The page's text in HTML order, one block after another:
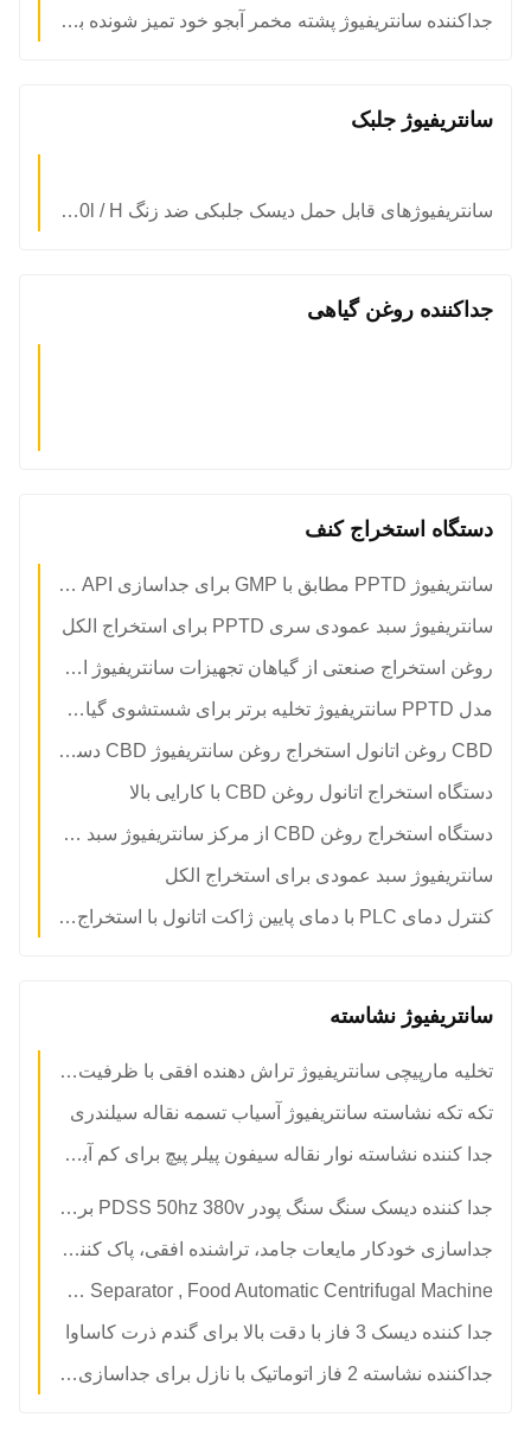
جداکننده سانتریفیوژ پشته مخمر آبجو خود تمیز شونده برای شفاف سازی
سانتریفیوژ جلبک
سانتریفیوژهای قابل حمل دیسک جلبکی ضد زنگ 10000l / H تخلیه ظرفیت متغیر
جداکننده روغن گیاهی​
دستگاه استخراج کنف
سانتریفیوژ PPTD مطابق با GMP برای جداسازی API با خلوص بالا و واسطه‌های دارویی
سانتریفیوژ سبد عمودی سری PPTD برای استخراج الکل
روغن استخراج صنعتی از گیاهان تجهیزات سانتریفیوژ از نوع گیاهان ISO
مدل PPTD سانتریفیوژ تخلیه برتر برای شستشوی گیاهان زمین با الکل
CBD روغن اتانول استخراج روغن سانتریفیوژ CBD دستگاه استخراج روغن PPTD
دستگاه استخراج اتانول روغن CBD با کارایی بالا
دستگاه استخراج روغن CBD از مرکز سانتریفیوژ سبد عمودی کارآمد است
سانتریفیوژ سبد عمودی برای استخراج الکل
کنترل دمای PLC با دمای پایین ژاکت اتانول با استخراج اتانول PPTD از جنس استنلس استیل
سانتریفیوژ نشاسته
تخلیه مارپیچی سانتریفیوژ تراش دهنده افقی با ظرفیت بزرگ
تکه تکه نشاسته سانتریفیوژ آسیاب تسمه نقاله سیلندری
جدا کننده نشاسته نوار نقاله سیفون پیلر پیچ برای کم آبی بدن کاساوا
جدا کننده دیسک سنگ سنگ پودر PDSS 50hz 380v برای گندم / ذرت و سیب زمینی شیرین
جداسازی خودکار مایعات جامد، تراشنده افقی، پاک کننده سانتریفیوژ
Industrial Starch Separator , Food Automatic Centrifugal Machine
جدا کننده دیسک 3 فاز با دقت بالا برای گندم ذرت کاساوا
جداکننده نشاسته 2 فاز اتوماتیک با نازل برای جداسازی پروتئین و فاضلاب